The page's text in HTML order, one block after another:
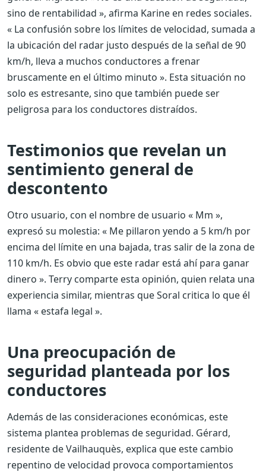
sino de rentabilidad », afirma Karine en redes sociales.
« La confusión sobre los límites de velocidad, sumada a
la ubicación del radar justo después de la señal de 90
km/h, lleva a muchos conductores a frenar
bruscamente en el último minuto ». Esta situación no
solo es estresante, sino que también puede ser
peligrosa para los conductores distraídos.
Testimonios que revelan un
sentimiento general de
descontento
Otro usuario, con el nombre de usuario « Mm »,
expresó su molestia: « Me pillaron yendo a 5 km/h por
encima del límite en una bajada, tras salir de la zona de
110 km/h. Es obvio que este radar está ahí para ganar
dinero ». Terry comparte esta opinión, quien relata una
experiencia similar, mientras que Soral critica lo que él
llama « estafa legal ».
Una preocupación de
seguridad planteada por los
conductores
Además de las consideraciones económicas, este
sistema plantea problemas de seguridad. Gérard,
residente de Vailhauquès, explica que este cambio
repentino de velocidad provoca comportamientos